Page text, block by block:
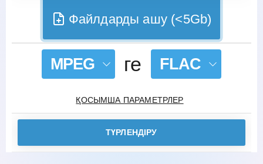
Файлдарды ашу (<5Gb)
MPEG ге FLAC
ҚОСЫМША ПАРАМЕТРЛЕР
ТҮРЛЕНДІРУ